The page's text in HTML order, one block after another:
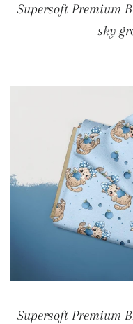
Supersoft Premium
sky
Supersoft Premium